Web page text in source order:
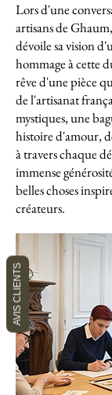
Lors d'une
artisans de
dévoile sa vision
hommage à cette
rêve d'une pièce
de l'artisanat
mystiques, une
histoire d'amour,
à travers chaque
immense
belles choses
créateurs.
AVIS CLIENTS